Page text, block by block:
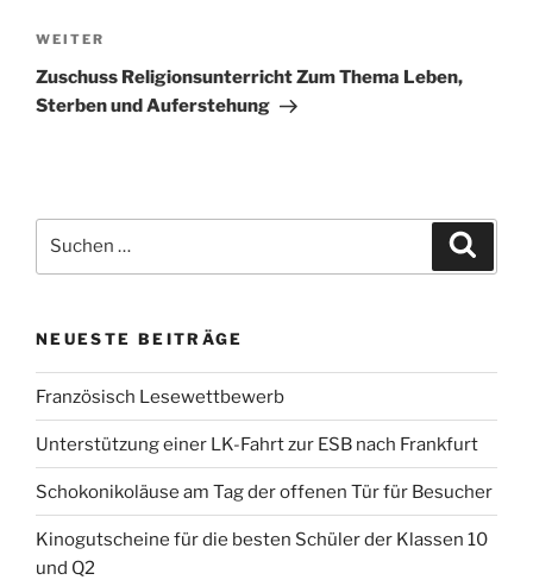
Nächster
Beitrag
WEITER
Zuschuss Religionsunterricht Zum Thema Leben,
Sterben und Auferstehung
nach:
NEUESTE BEITRÄGE
Französisch Lesewettbewerb
Unterstützung einer LK-Fahrt zur ESB nach Frankfurt
Schokonikoläuse am Tag der offenen Tür für Besucher
Kinogutscheine für die besten Schüler der Klassen 10
und Q2